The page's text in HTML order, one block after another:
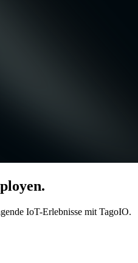
IoT-Erlebnisse mit TagoIO.